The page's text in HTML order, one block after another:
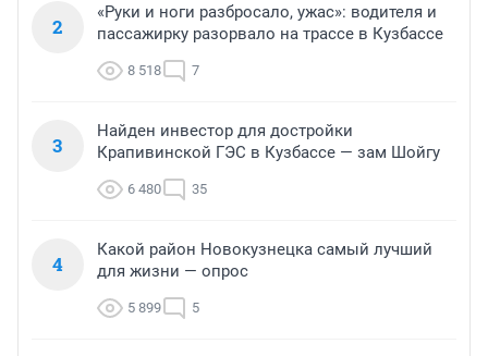
2
«Руки и ноги разбросало, ужас»: водителя и
пассажирку разорвало на трассе в Кузбассе
8 518 7
3
Найден инвестор для достройки
Крапивинской ГЭС в Кузбассе — зам Шойгу
6 480 35
4
Какой район Новокузнецка самый лучший
для жизни — опрос
5 899 5